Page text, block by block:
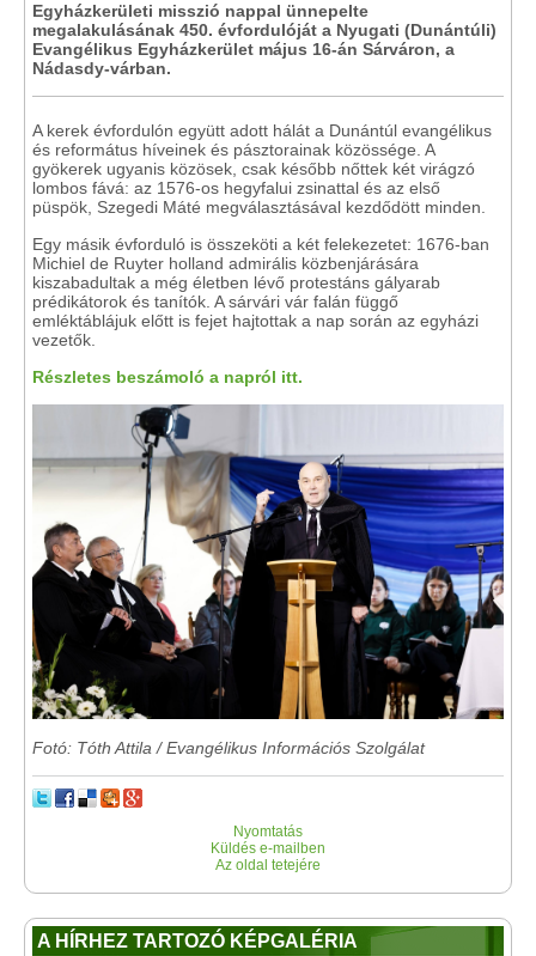
Egyházkerületi misszió nappal ünnepelte
megalakulásának 450. évfordulóját a Nyugati (Dunántúli)
Evangélikus Egyházkerület május 16-án Sárváron, a
Nádasdy-​várban.
A kerek évfordulón együtt adott hálát a Dunántúl evangélikus
és református híveinek és pásztorainak közössége. A
gyökerek ugyanis közösek, csak később nőttek két virágzó
lombos fává: az 1576-os hegyfalui zsinattal és az első
püspök, Szegedi Máté megválasztásával kezdődött minden.
Egy másik évforduló is összeköti a két felekezetet: 1676-ban
Michiel de Ruyter holland admirális közbenjárására
kiszabadultak a még életben lévő protestáns gályarab
prédikátorok és tanítók. A sárvári vár falán függő
emléktáblájuk előtt is fejet hajtottak a nap során az egyházi
vezetők.
Részletes beszámoló a napról itt.
Fotó: Tóth Attila / Evangélikus Információs Szolgálat
Nyomtatás
Küldés e-mailben
Az oldal tetejére
A HÍRHEZ TARTOZÓ KÉPGALÉRIA